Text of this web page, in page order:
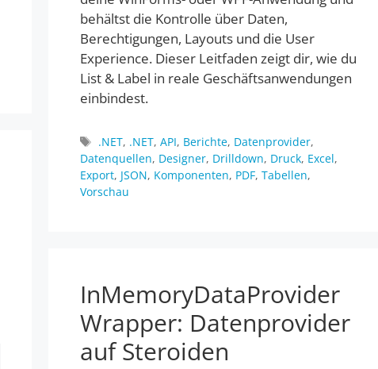
behältst die Kontrolle über Daten,
Berechtigungen, Layouts und die User
Experience. Dieser Leitfaden zeigt dir, wie du
List & Label in reale Geschäftsanwendungen
einbindest.
Schlagwörter
.NET, .NET,API, Berichte, Datenprovider,
Datenquellen, Designer, Drilldown, Druck, Excel,
Export, JSON, Komponenten, PDF, Tabellen,
Vorschau
InMemoryDataProvider
Wrapper: Datenprovider
auf Steroiden